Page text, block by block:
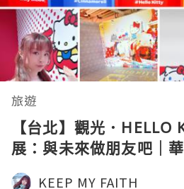
旅遊
【台北】觀光．HELLO
展：與未來做朋友吧｜
KEEP MY FAITH